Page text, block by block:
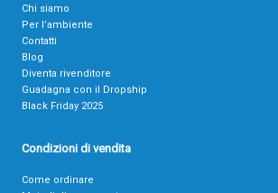
Chi siamo
Per l’ambiente
Contatti
Blog
Diventa rivenditore
Guadagna con il Dropship
Black Friday 2025
Condizioni di vendita
Come ordinare